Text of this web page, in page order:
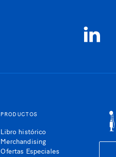
PRODUCTOS
Libro histórico
Merchandising
Ofertas Especiales